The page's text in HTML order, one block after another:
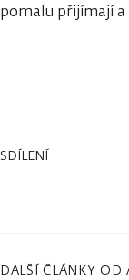
pomalu přijímají a
SDÍLENÍ
DALŠÍ ČLÁNKY OD